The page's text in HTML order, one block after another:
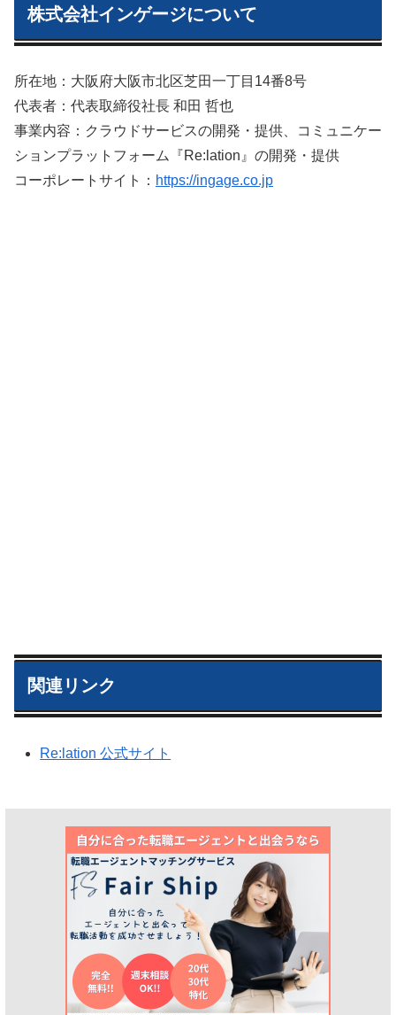
株式会社インゲージについて
所在地：大阪府大阪市北区芝田一丁目14番8号
代表者：代表取締役社長 和田 哲也
事業内容：クラウドサービスの開発・提供、コミュニケー
ションプラットフォーム『Re:lation』の開発・提供
コーポレートサイト： https://ingage.co.jp
関連リンク
Re:lation 公式サイト